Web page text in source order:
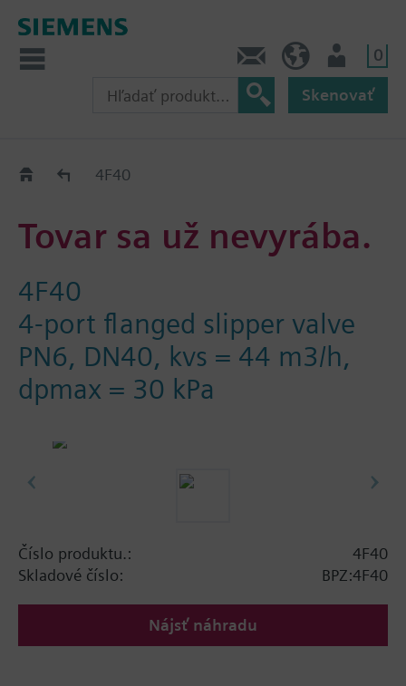
0
Skenovať
Old2New
4F40
Tovar sa už nevyrába.
4F40
4-port flanged slipper valve
PN6, DN40, kvs = 44 m3/h,
dpmax = 30 kPa
Číslo produktu.:
4F40
Skladové číslo:
BPZ:4F40
Nájsť náhradu